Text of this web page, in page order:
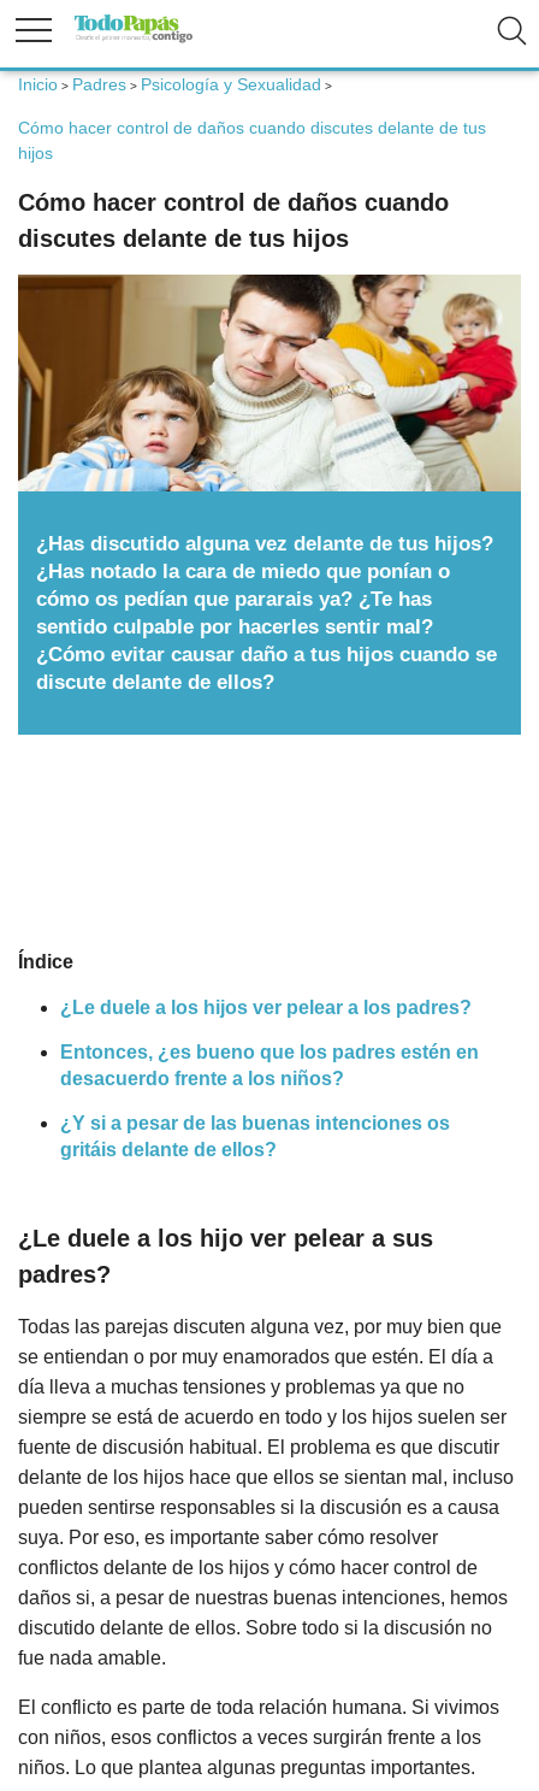
Niños
Padres
Calculadoras
Nombres
Cuentos
Inicio > Padres > Psicología y Sexualidad >
Cómo hacer control de daños cuando discutes delante de tus
hijos
Cómo hacer control de daños cuando
discutes delante de tus hijos
¿Has discutido alguna vez delante de tus hijos?
¿Has notado la cara de miedo que ponían o
cómo os pedían que pararais ya? ¿Te has
sentido culpable por hacerles sentir mal?
¿Cómo evitar causar daño a tus hijos cuando se
discute delante de ellos?
Índice
​¿Le duele a los hijos ver pelear a los padres?
Entonces, ¿es bueno que los padres estén en
desacuerdo frente a los niños?
¿Y si a pesar de las buenas intenciones os
gritáis delante de ellos?
¿Le duele a los hijo ver pelear a sus
padres?
Todas las parejas discuten alguna vez, por muy bien que
se entiendan o por muy enamorados que estén. El día a
día lleva a muchas tensiones y problemas ya que no
siempre se está de acuerdo en todo y los hijos suelen ser
fuente de discusión habitual. El problema es que discutir
delante de los hijos hace que ellos se sientan mal, incluso
pueden sentirse responsables si la discusión es a causa
suya. Por eso, es importante saber cómo resolver
conflictos delante de los hijos y cómo hacer control de
daños si, a pesar de nuestras buenas intenciones, hemos
discutido delante de ellos. Sobre todo si la discusión no
fue nada amable.
El conflicto es parte de toda relación humana. Si vivimos
con niños, esos conflictos a veces surgirán frente a los
niños. Lo que plantea algunas preguntas importantes.